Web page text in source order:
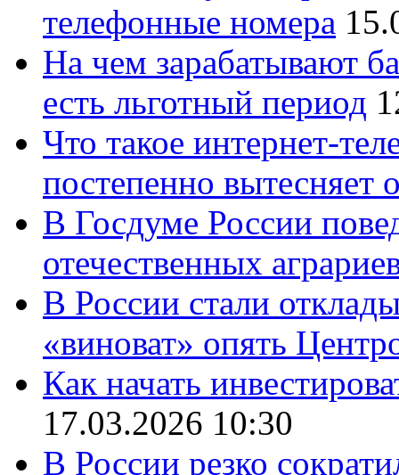
телефонные номера
На чем зарабатывают
есть льготный период
Что такое интернет-
постепенно вытесняет
В Госдуме России
отечественных
В России стали
«виноват» опять
Как начать
17.03.2026 10:30
В России резко